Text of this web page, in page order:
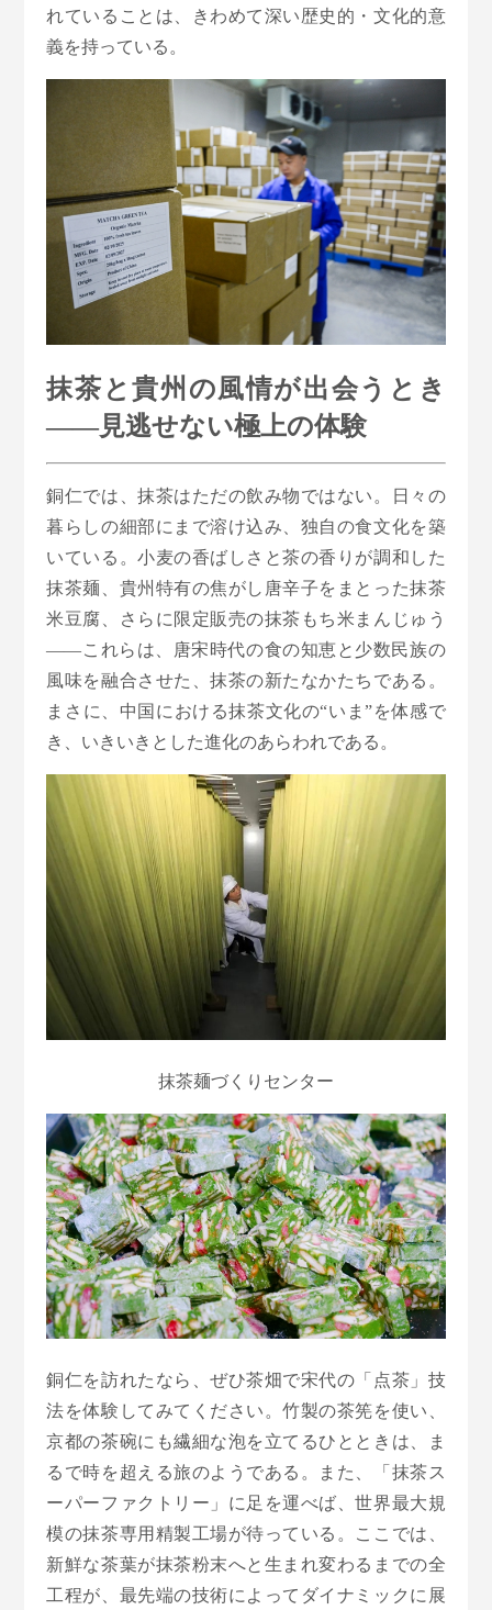
れていることは、きわめて深い歴史的・文化的意
義を持っている。
抹茶と貴州の風情が出会うとき
——見逃せない極上の体験
銅仁では、抹茶はただの飲み物ではない。日々の
暮らしの細部にまで溶け込み、独自の食文化を築
いている。小麦の香ばしさと茶の香りが調和した
抹茶麺、貴州特有の焦がし唐辛子をまとった抹茶
米豆腐、さらに限定販売の抹茶もち米まんじゅう
——これらは、唐宋時代の食の知恵と少数民族の
風味を融合させた、抹茶の新たなかたちである。
まさに、中国における抹茶文化の“いま”を体感で
き、いきいきとした進化のあらわれである。
抹茶麺づくりセンター
銅仁を訪れたなら、ぜひ茶畑で宋代の「点茶」技
法を体験してみてください。竹製の茶筅を使い、
京都の茶碗にも繊細な泡を立てるひとときは、ま
るで時を超える旅のようである。また、「抹茶ス
ーパーファクトリー」に足を運べば、世界最大規
模の抹茶専用精製工場が待っている。ここでは、
新鮮な茶葉が抹茶粉末へと生まれ変わるまでの全
工程が、最先端の技術によってダイナミックに展